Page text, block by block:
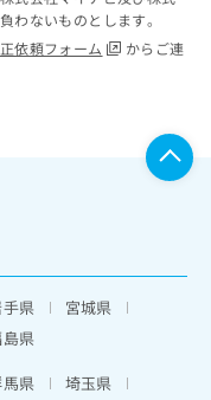
わないものとします。
依頼フォーム
からご連
県
宮城県
県
県
埼玉県